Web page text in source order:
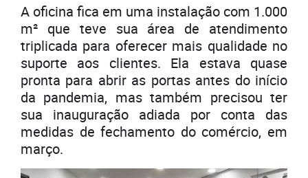
A oficina fica em uma instalação com 1.000
m² que teve sua área de atendimento
triplicada para oferecer mais qualidade no
suporte aos clientes. Ela estava quase
pronta para abrir as portas antes do início
da pandemia, mas também precisou ter
sua inauguração adiada por conta das
medidas de fechamento do comércio, em
março.